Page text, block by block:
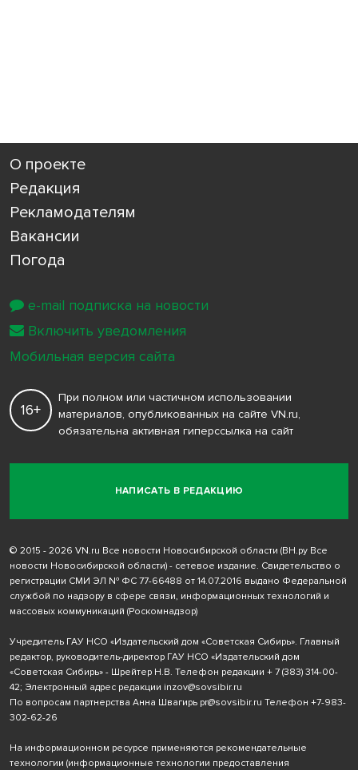
О проекте
Редакция
Рекламодателям
Вакансии
Погода
НАПИСАТЬ В РЕДАКЦИЮ
16+
При полном или частичном использовании
материалов, опубликованных на сайте VN.ru,
обязательна активная гиперссылка на сайт
© 2015 - 2026 VN.ru Все новости Новосибирской области (ВН.ру Все
новости Новосибирской области) - сетевое издание. Свидетельство о
регистрации СМИ ЭЛ № ФС 77-66488 от 14.07.2016 выдано Федеральной
службой по надзору в сфере связи, информационных технологий и
массовых коммуникаций (Роскомнадзор)
Учредитель ГАУ НСО «Издательский дом «Советская Сибирь». Главный
редактор, руководитель-директор ГАУ НСО «Издательский дом
«Советская Сибирь» - Шрейтер Н.В. Телефон редакции + 7 (383) 314-00-
42; Электронный адрес редакции inzov@sovsibir.ru
По вопросам партнерства Анна Швагирь pr@sovsibir.ru Телефон +7-983-
302-62-26
На информационном ресурсе применяются рекомендательные
технологии (информационные технологии предоставления
e-mail подписка на новости
Включить уведомления
Мобильная версия сайта